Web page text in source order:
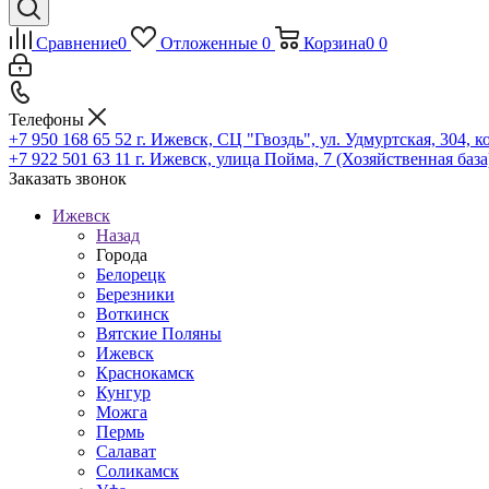
Сравнение0 Отложенные 0 Корзина0 0
Телефоны
+7 950 168 65 52 г. Ижевск, СЦ "Гвоздь", ул. Удмуртская, 304,
+7 922 501 63 11 г. Ижевск, улица Пойма, 7 (Хозяйственная
Заказать звонок
Ижевск
Назад
Города
Белорецк
Березники
Воткинск
Вятские Поляны
Ижевск
Краснокамск
Кунгур
Можга
Пермь
Салават
Соликамск